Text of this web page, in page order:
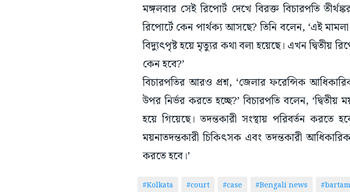
মঙ্গলবার সেই রিপোর্ট দেখে বিরক্ত বিচারপতি
রিপোর্টে কেন পার্থক্য আসছে? তিনি বলেন, ‘এই
বিদ্যুৎপৃষ্ট হয়ে মৃত্যুর কথা বলা হয়েছে। এখন দ্বিতীয়
কেন হবে?’
বিচারপতির আরও প্রশ্ন, ‘জেলার ফরেন্সিক
উপর নির্ভর করতে হচ্ছে?’ বিচারপতি বলেন, ‘দ্বিতীয়
হয়ে গিয়েছে। তদন্তকারী সংস্থায় পরিবর্তন করতে
ময়নাতদন্তকারী চিকিৎসক এবং তদন্তকারী
করতে হবে।’
#Kolkata #court #case #Bengali news